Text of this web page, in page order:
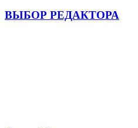
ВЫБОР РЕДАКТОРА